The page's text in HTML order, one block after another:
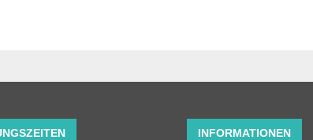
INFORMATIONEN